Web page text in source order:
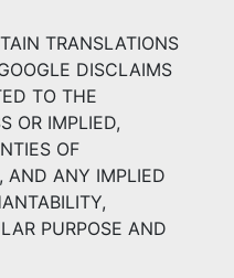
TRANSLATIONS
DISCLAIMS
TO THE
OR IMPLIED,
OF
AND ANY IMPLIED
PURPOSE AND